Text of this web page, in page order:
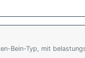
Bein-Typ, mit